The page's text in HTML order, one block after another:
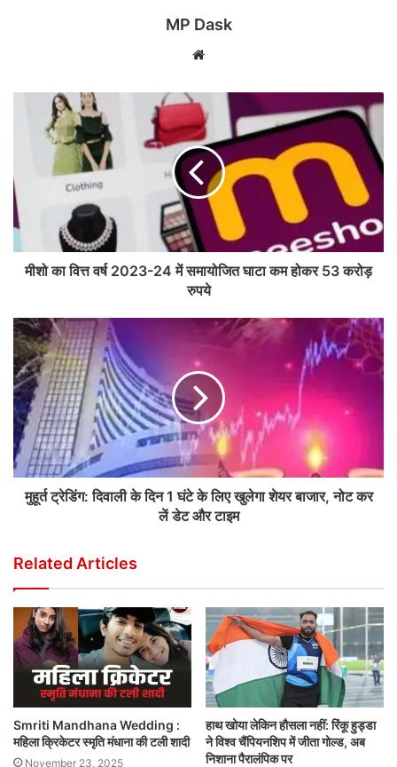
MP Dask
Website
मीशो का वित्त वर्ष 2023-24 में समायोजित घाटा कम होकर 53 करोड़
रुपये
मुहूर्त ट्रेडिंग: दिवाली के दिन 1 घंटे के लिए खुलेगा शेयर बाजार, नोट कर
लें डेट और टाइम
Related Articles
Smriti Mandhana Wedding :
महिला क्रिकेटर स्मृति मंधाना की टली शादी
November 23, 2025
हाथ खोया लेकिन हौसला नहीं: रिंकू हुड्डा
ने विश्व चैंपियनशिप में जीता गोल्ड, अब
निशाना पैरालंपिक पर